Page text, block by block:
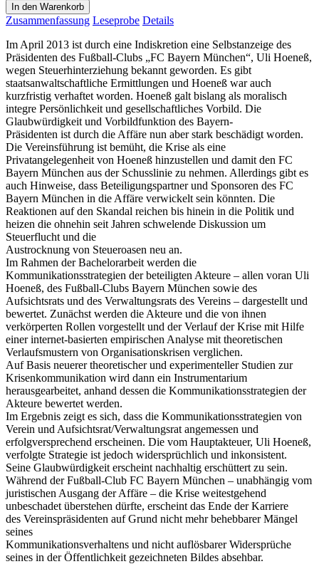
In den Warenkorb
Zusammenfassung Leseprobe Details
Im April 2013 ist durch eine Indiskretion eine Selbstanzeige des
Präsidenten des Fußball-Clubs „FC Bayern München“, Uli Hoeneß,
wegen Steuerhinterziehung bekannt geworden. Es gibt
staatsanwaltschaftliche Ermittlungen und Hoeneß war auch
kurzfristig verhaftet worden. Hoeneß galt bislang als moralisch
integre Persönlichkeit und gesellschaftliches Vorbild. Die
Glaubwürdigkeit und Vorbildfunktion des Bayern-
Präsidenten ist durch die Affäre nun aber stark beschädigt worden.
Die Vereinsführung ist bemüht, die Krise als eine
Privatangelegenheit von Hoeneß hinzustellen und damit den FC
Bayern München aus der Schusslinie zu nehmen. Allerdings gibt es
auch Hinweise, dass Beteiligungspartner und Sponsoren des FC
Bayern München in die Affäre verwickelt sein könnten. Die
Reaktionen auf den Skandal reichen bis hinein in die Politik und
heizen die ohnehin seit Jahren schwelende Diskussion um
Steuerflucht und die
Austrocknung von Steueroasen neu an.
Im Rahmen der Bachelorarbeit werden die
Kommunikationsstrategien der beteiligten Akteure – allen voran Uli
Hoeneß, des Fußball-Clubs Bayern München sowie des
Aufsichtsrats und des Verwaltungsrats des Vereins – dargestellt und
bewertet. Zunächst werden die Akteure und die von ihnen
verkörperten Rollen vorgestellt und der Verlauf der Krise mit Hilfe
einer internet-basierten empirischen Analyse mit theoretischen
Verlaufsmustern von Organisationskrisen verglichen.
Auf Basis neuerer theoretischer und experimenteller Studien zur
Krisenkommunikation wird dann ein Instrumentarium
herausgearbeitet, anhand dessen die Kommunikationsstrategien der
Akteure bewertet werden.
Im Ergebnis zeigt es sich, dass die Kommunikationsstrategien von
Verein und Aufsichtsrat/Verwaltungsrat angemessen und
erfolgversprechend erscheinen. Die vom Hauptakteuer, Uli Hoeneß,
verfolgte Strategie ist jedoch widersprüchlich und inkonsistent.
Seine Glaubwürdigkeit erscheint nachhaltig erschüttert zu sein.
Während der Fußball-Club FC Bayern München – unabhängig vom
juristischen Ausgang der Affäre – die Krise weitestgehend
unbeschadet überstehen dürfte, erscheint das Ende der Karriere
des Vereinspräsidenten auf Grund nicht mehr behebbarer Mängel
seines
Kommunikationsverhaltens und nicht auflösbarer Widersprüche
seines in der Öffentlichkeit gezeichneten Bildes absehbar.